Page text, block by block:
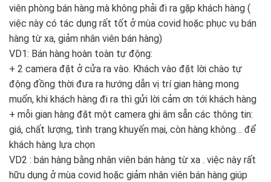
viên phòng bán hàng mà không phải đi ra gặp khách hàng (
việc này có tác dụng rất tốt ở mùa covid hoặc phục vụ bán
hàng từ xa, giảm nhân viên bán hàng)
VD1: Bán hàng hoàn toàn tự động:
+ 2 camera đặt ở cửa ra vào. Khách vào đặt lời chào tự
động đồng thời đưa ra hướng dẫn vị trí gian hàng mong
muốn, khi khách hàng đi ra thì gửi lời cảm ơn tới khách hàng
+ mỗi gian hàng đặt một camera ghi âm sẵn các thông tin:
giá, chất lượng, tình trạng khuyến mại, còn hàng không… để
khách hàng lựa chọn
VD2 : bán hàng bằng nhân viên bán hàng từ xa . việc này rất
hữu dụng ở mùa covid hoặc giảm nhân viên bán hàng giúp